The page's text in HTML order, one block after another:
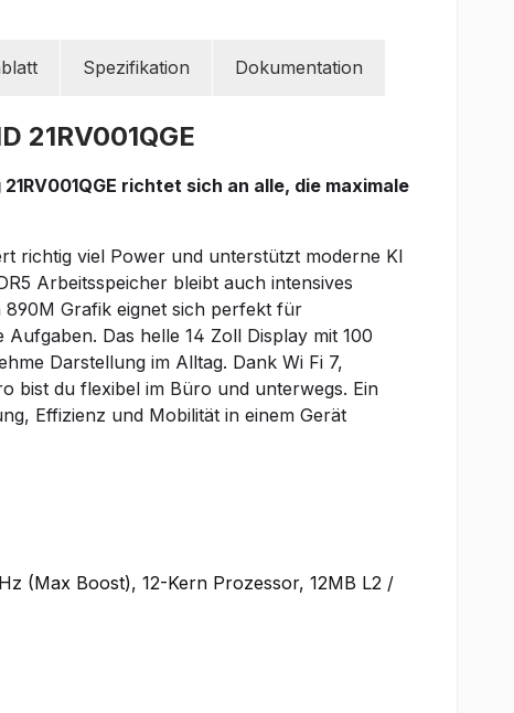
Spezifikation Dokumentation
21RV001QGE
richtet sich an alle, die maximale
richtig viel Power und unterstützt moderne KI
Arbeitsspeicher bleibt auch intensives
890M Grafik eignet sich perfekt für
Das helle 14 Zoll Display mit 100
Darstellung im Alltag. Dank Wi Fi 7,
bist du flexibel im Büro und unterwegs. Ein
Effizienz und Mobilität in einem Gerät
(Max Boost), 12-Kern Prozessor, 12MB L2 /